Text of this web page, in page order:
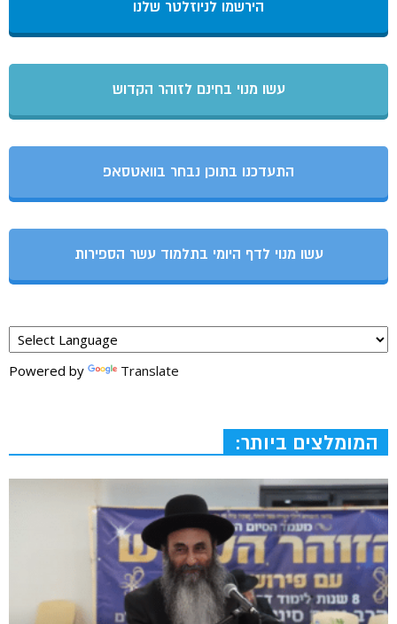
הירשמו לניוזלטר שלנו
עשו מנוי בחינם לזוהר הקדוש
התעדכנו בתוכן נבחר בוואטסאפ
עשו מנוי לדף היומי בתלמוד עשר הספירות
Powered by Translate
המומלצים ביותר: